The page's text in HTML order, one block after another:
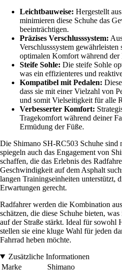
Leichtbauweise: Hergestellt
minimieren diese Schuhe das
beeinträchtigen.
Präzises Verschlusssystem:
Verschlusssystem
optimalen Komfort während der
Steife Sohle: Die steife Sohle
was ein effizienteres und
Kompatibel mit Pedalen:
dass sie mit einer Vielzahl von
und somit Vielseitigkeit für alle
Verbesserter Komfort:
Tragekomfort während deiner
Ermüdung der Füße.
Die Shimano SH-RC503 Schuhe sind
spiegeln auch das Engagement von
schaffen, die das Erlebnis des
Geschwindigkeit auf dem Asphalt
langen Trainingseinheiten unterstützt,
Erwartungen gerecht.
Radfahrer werden die Kombination
schätzen, die diese Schuhe bieten,
auf der Straße stärkt. Ideal für sowohl
stellen sie eine kluge Wahl für jeden
Fahrrad heben möchte.
Zusätzliche Informationen
Marke
Shimano